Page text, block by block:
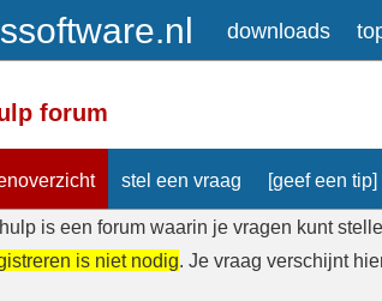
downloads
forum
stel een vraag [geef een tip]
is een forum waarin je vragen kunt
is niet nodig. Je vraag verschijnt